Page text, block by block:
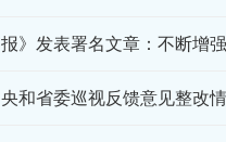
》发表署名文章：不断增